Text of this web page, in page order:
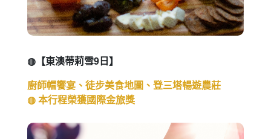
◍【東澳蒂莉雪9日】
廚師帽饗宴、徒步美食地圖、登三塔暢遊農莊
◍ 本行程榮獲國際金旅獎